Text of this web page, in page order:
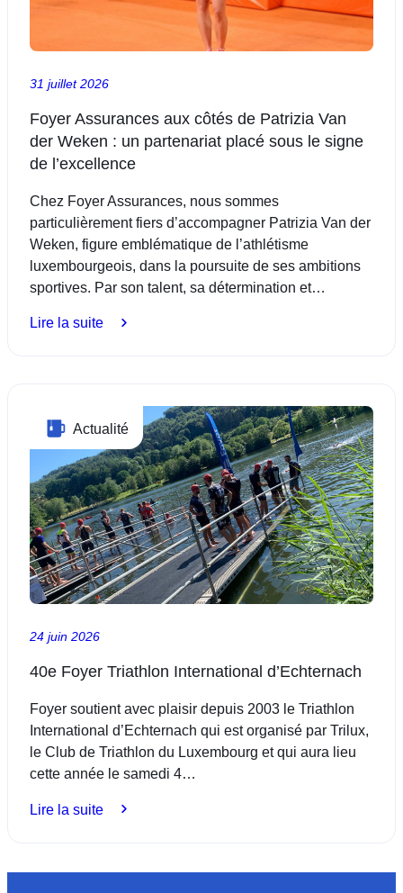
tradition
luxembourgeoise
31 juillet 2026
Foyer Assurances aux côtés de Patrizia Van
der Weken : un partenariat placé sous le signe
de l’excellence
Chez Foyer Assurances, nous sommes
particulièrement fiers d’accompagner Patrizia Van der
Weken, figure emblématique de l’athlétisme
luxembourgeois, dans la poursuite de ses ambitions
sportives. Par son talent, sa détermination et…
Lire la suite:
de
Patrizia
Van
der
Weken
:
un
partenariat
placé
signe
l’excellence
Actualité
24 juin 2026
40e Foyer Triathlon International d’Echternach
Foyer soutient avec plaisir depuis 2003 le Triathlon
International d’Echternach qui est organisé par Trilux,
le Club de Triathlon du Luxembourg et qui aura lieu
cette année le samedi 4…
Lire la suite:
Triathlon